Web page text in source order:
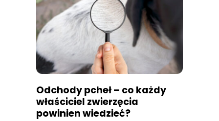
Odchody pcheł – co każdy
właściciel zwierzęcia
powinien wiedzieć?